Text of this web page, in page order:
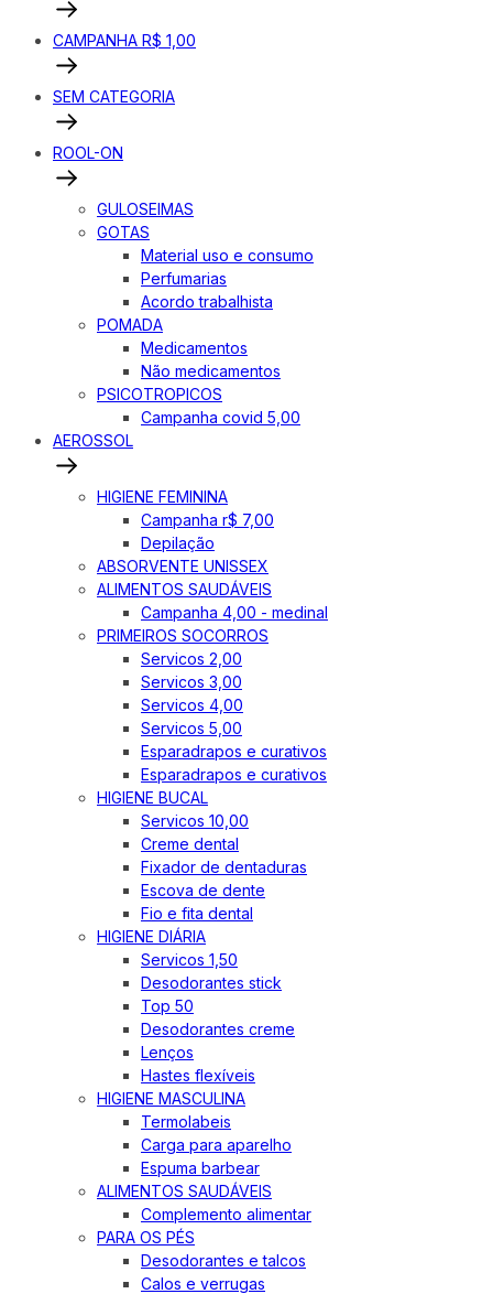
CAMPANHA R$ 1,00
SEM CATEGORIA
ROOL-ON
GULOSEIMAS
GOTAS
Material uso e consumo
Perfumarias
Acordo trabalhista
POMADA
Medicamentos
Não medicamentos
PSICOTROPICOS
Campanha covid 5,00
AEROSSOL
HIGIENE FEMININA
Campanha r$ 7,00
Depilação
ABSORVENTE UNISSEX
ALIMENTOS SAUDÁVEIS
Campanha 4,00 - medinal
PRIMEIROS SOCORROS
Servicos 2,00
Servicos 3,00
Servicos 4,00
Servicos 5,00
Esparadrapos e curativos
Esparadrapos e curativos
HIGIENE BUCAL
Servicos 10,00
Creme dental
Fixador de dentaduras
Escova de dente
Fio e fita dental
HIGIENE DIÁRIA
Servicos 1,50
Desodorantes stick
Top 50
Desodorantes creme
Lenços
Hastes flexíveis
HIGIENE MASCULINA
Termolabeis
Carga para aparelho
Espuma barbear
ALIMENTOS SAUDÁVEIS
Complemento alimentar
PARA OS PÉS
Desodorantes e talcos
Calos e verrugas